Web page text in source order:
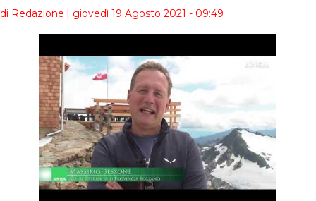
di Redazione | giovedì 19 Agosto 2021 - 09:49